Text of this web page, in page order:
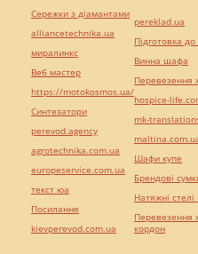
Сережки з діамантами
alliancetechnika.ua
миралинкс
Веб мастер
https://motokosmos.ua/
Синтезатори
perevod.agency
agrotechnika.com.ua
europeservice.com.ua
текст юа
Посилання
kievperevod.com.ua
pereklad.ua
Підготовка
Винна шафа
Перевезення
hospice-
mk-
Шафи купе
Брендові
Натяжні
Перевезення
кордон